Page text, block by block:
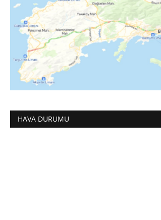
HAVA DURUMU